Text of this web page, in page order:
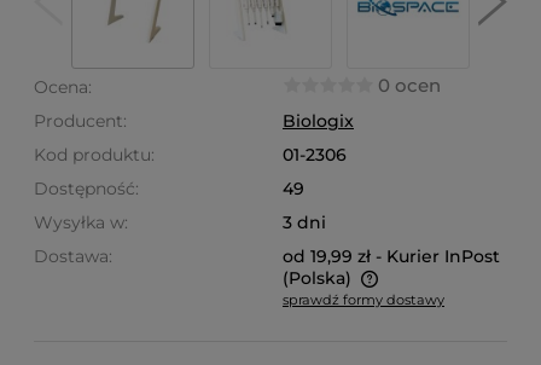
Ocena: 0 ocen
Producent:
Biologix
Kod produktu:
01-2306
Dostępność:
49
Wysyłka w:
3 dni
Dostawa:
od 19,99 zł - Kurier InPost
(Polska)
Cena nie zawiera ewentualnych kosztów płatności
sprawdź formy dostawy